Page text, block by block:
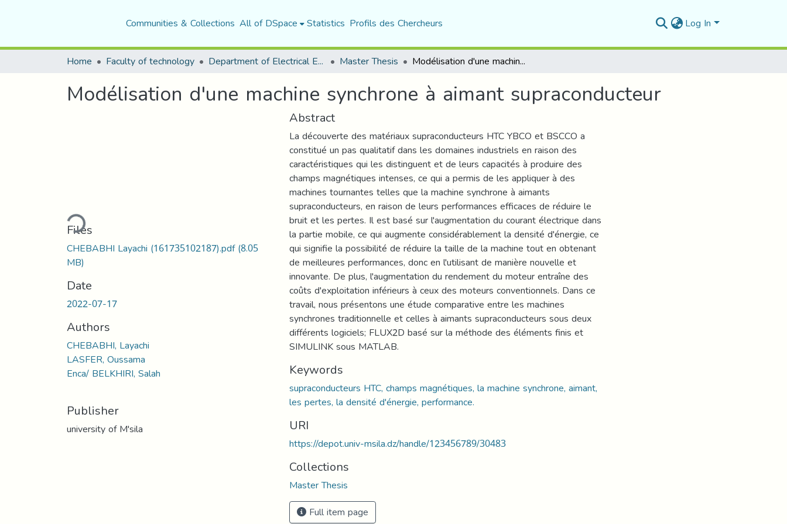
Communities & Collections All of DSpace Statistics Profils des Chercheurs Log In
Home Faculty of technology Department of Electrical Engineering Master Thesis Modélisation d'une machine synchrone à aimant supraconducteur
Modélisation d'une machine synchrone à aimant supraconducteur
Loading...
Files
CHEBABHI Layachi (161735102187).pdf(8.05
MB)
Date
2022-07-17
Authors
CHEBABHI, Layachi
LASFER, Oussama
Enca/ BELKHIRI, Salah
Publisher
university of M'sila
Abstract
La découverte des matériaux supraconducteurs HTC YBCO et BSCCO a
constitué un pas qualitatif dans les domaines industriels en raison des
caractéristiques qui les distinguent et de leurs capacités à produire des
champs magnétiques intenses, ce qui a permis de les appliquer à des
machines tournantes telles que la machine synchrone à aimants
supraconducteurs, en raison de leurs performances efficaces de réduire le
bruit et les pertes. Il est basé sur l'augmentation du courant électrique dans
la partie mobile, ce qui augmente considérablement la densité d'énergie, ce
qui signifie la possibilité de réduire la taille de la machine tout en obtenant
de meilleures performances, donc en l'utilisant de manière nouvelle et
innovante. De plus, l'augmentation du rendement du moteur entraîne des
coûts d'exploitation inférieurs à ceux des moteurs conventionnels. Dans ce
travail, nous présentons une étude comparative entre les machines
synchrones traditionnelle et celles à aimants supraconducteurs sous deux
différents logiciels; FLUX2D basé sur la méthode des éléments finis et
SIMULINK sous MATLAB.
Keywords
supraconducteurs HTC, champs magnétiques, la machine synchrone, aimant,
les pertes, la densité d'énergie, performance.
URI
https://depot.univ-msila.dz/handle/123456789/30483
Collections
Master Thesis
Full item page